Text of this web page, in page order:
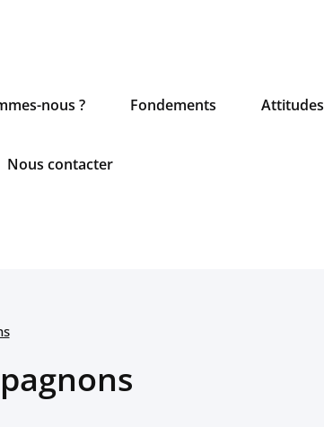
nous ? Fondements Attitudes
Nous contacter
7 aout à La Cotellerie (53) - du 2 au 7 août à